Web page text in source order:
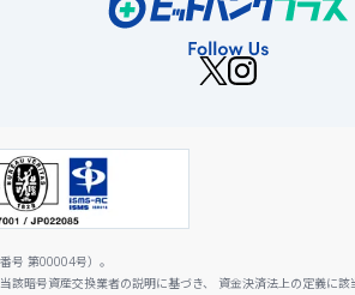
号 第00004号）。
暗号資産交換業者の説明に基づき、 資金決済法上の定義に該